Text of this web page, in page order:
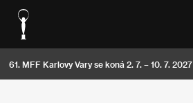
61. MFF Karlovy Vary se koná 2. 7. – 10. 7. 2027